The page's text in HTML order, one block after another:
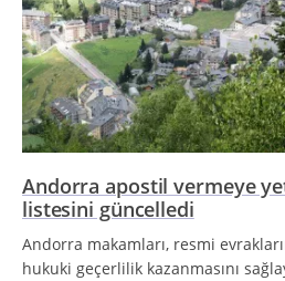
Andorra apostil vermeye
listesini güncelledi
Andorra makamları, resmi
hukuki geçerlilik kazanmasını